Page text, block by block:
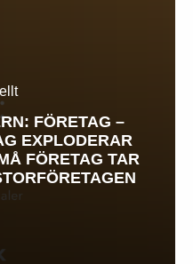
FÖRETAG –
EXPLODERAR
FÖRETAG TAR